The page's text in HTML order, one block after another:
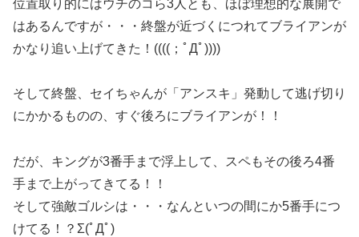
位置取り的にはウチのコら3人とも、ほぼ理想的な展開で
はあるんですが・・・終盤が近づくにつれてブライアンが
かなり追い上げてきた！((((；ﾟДﾟ))))
そして終盤、セイちゃんが「アンスキ」発動して逃げ切り
にかかるものの、すぐ後ろにブライアンが！！
だが、キングが3番手まで浮上して、スペもその後ろ4番
手まで上がってきてる！！
そして強敵ゴルシは・・・なんといつの間にか5番手につ
けてる！？Σ(ﾟДﾟ)